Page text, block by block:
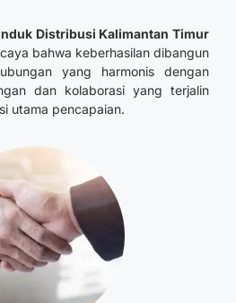
Distribusi Kalimantan Timur
bahwa keberhasilan dibangun
yang harmonis dengan
dan kolaborasi yang terjalin
utama pencapaian.